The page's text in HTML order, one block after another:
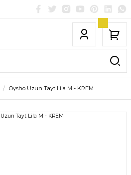
Oysho Uzun Tayt Lila M - KREM